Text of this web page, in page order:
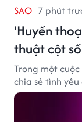
SAO 7 phút
'Huyền
thuật cột
Trong một
chia sẻ tình